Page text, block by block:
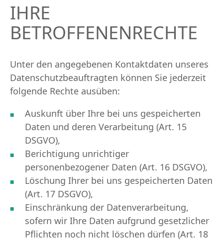
IHRE
BETROFFENENRECHTE
Unter den angegebenen Kontaktdaten unseres
Datenschutzbeauftragten können Sie jederzeit
folgende Rechte ausüben:
Auskunft über Ihre bei uns gespeicherten
Daten und deren Verarbeitung (Art. 15
DSGVO),
Berichtigung unrichtiger
personenbezogener Daten (Art. 16 DSGVO),
Löschung Ihrer bei uns gespeicherten Daten
(Art. 17 DSGVO),
Einschränkung der Datenverarbeitung,
sofern wir Ihre Daten aufgrund gesetzlicher
Pflichten noch nicht löschen dürfen (Art. 18